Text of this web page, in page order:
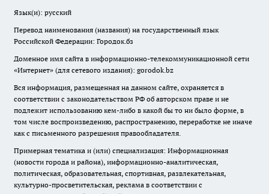
Язык(и): русский
Перевод наименования (названия) на государственный язык
Российской Федерации: Городок.бз
Доменное имя сайта в информационно-телекоммуникационной сети
«Интернет» (для сетевого издания): gorodok.bz
Вся информация, размещенная на данном сайте, охраняется в
соответствии с законодательством РФ об авторском праве и не
подлежит использованию кем-либо в какой бы то ни было форме, в
том числе воспроизведению, распространению, переработке не иначе
как с письменного разрешения правообладателя.
Примерная тематика и (или) специализация: Информационная
(новости города и района), информационно-аналитическая,
политическая, образовательная, спортивная, развлекательная,
культурно-просветительская, реклама в соответствии с